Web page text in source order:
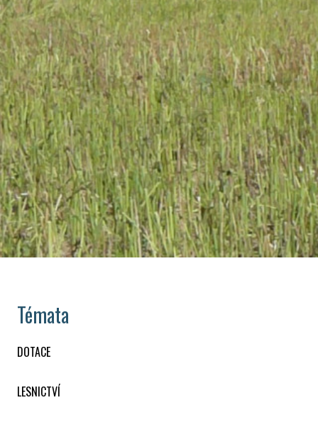
Témata
DOTACE
LESNICTVÍ